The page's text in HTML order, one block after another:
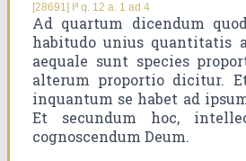
[28691] Iª q. 12 a. 1 ad 4
Ad quartum dicendum
habitudo unius quantitatis
aequale sunt species
alterum proportio dicitur.
inquantum se habet ad
Et secundum hoc,
cognoscendum Deum.